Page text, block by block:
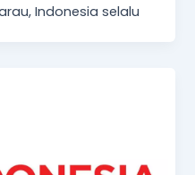
Indonesia selalu